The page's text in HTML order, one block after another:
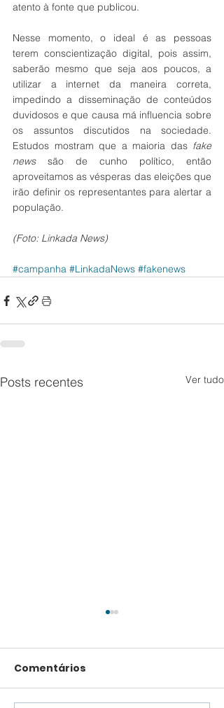
atento à fonte que publicou.
Nesse momento, o ideal é as pessoas
terem conscientização digital, pois assim,
saberão mesmo que seja aos poucos, a
utilizar a internet da maneira correta,
impedindo a disseminação de conteúdos
duvidosos e que causa má influencia sobre
os assuntos discutidos na sociedade.
Estudos mostram que a maioria das fake
news são de cunho político, então
aproveitamos as vésperas das eleições que
irão definir os representantes para alertar a
população.
(Foto: Linkada News)
#campanha #LinkadaNews #fakenews
Posts recentes Ver tudo
Comentários